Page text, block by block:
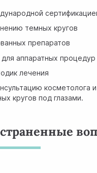
темных кругов
препаратов
аппаратных процедур
лечения
косметолога
кругов под глазами.